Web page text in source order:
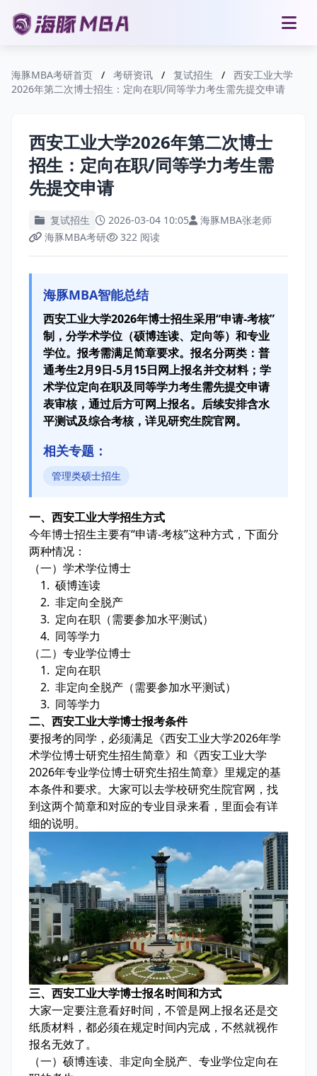
海豚MBA考研首页 / 考研资讯 / 复试招生 /
西安工业大学
2026年第二次博士招生：定向在职/同等学力考生需先提交申请
西安工业大学2026年第二次博士
招生：定向在职/同等学力考生需
先提交申请
复试招生 2026-03-04 10:05
海豚MBA张老师
海豚MBA考研
322 阅读
海豚MBA智能总结
西安工业大学2026年博士招生采用“申请-考核”
制，分学术学位（硕博连读、定向等）和专业
学位。报考需满足简章要求。报名分两类：普
通考生2月9日-5月15日网上报名并交材料；学
术学位定向在职及同等学力考生需先提交申请
表审核，通过后方可网上报名。后续安排含水
平测试及综合考核，详见研究生院官网。
相关专题：
管理类硕士招生
一、西安工业大学招生方式
今年博士招生主要有“申请-考核”这种方式，下面分
两种情况：
（一）学术学位博士
1. 硕博连读
2. 非定向全脱产
3. 定向在职（需要参加水平测试）
4. 同等学力
（二）专业学位博士
1. 定向在职
2. 非定向全脱产（需要参加水平测试）
3. 同等学力
二、西安工业大学博士报考条件
要报考的同学，必须满足《西安工业大学2026年学
术学位博士研究生招生简章》和《西安工业大学
2026年专业学位博士研究生招生简章》里规定的基
本条件和要求。大家可以去学校研究生院官网，找
到这两个简章和对应的专业目录来看，里面会有详
细的说明。
三、西安工业大学博士报名时间和方式
大家一定要注意看好时间，不管是网上报名还是交
纸质材料，都必须在规定时间内完成，不然就视作
报名无效了。
（一）硕博连读、非定向全脱产、专业学位定向在